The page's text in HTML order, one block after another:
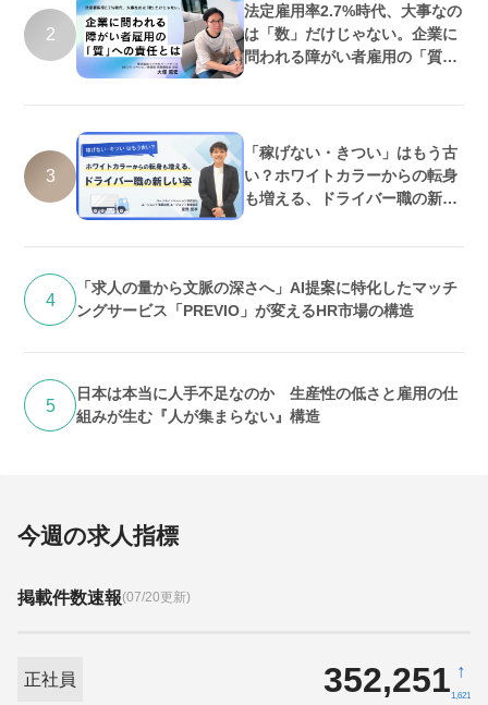
2
法定雇用率2.7%時代、大事なの
は「数」だけじゃない。企業に
問われる障がい者雇用の「質」
3
「稼げない・きつい」はもう古
い？ホワイトカラーからの転身
も増える、ドライバー職の新し
4
「求人の量から文脈の深さへ」AI提案に特化したマッチ
ングサービス「PREVIO」が変えるHR市場の構造
5
日本は本当に人手不足なのか 生産性の低さと雇用の仕
組みが生む『人が集まらない』構造
今週の求人指標
掲載件数速報(07/20更新)
正社員 352,251 ↑
1,621